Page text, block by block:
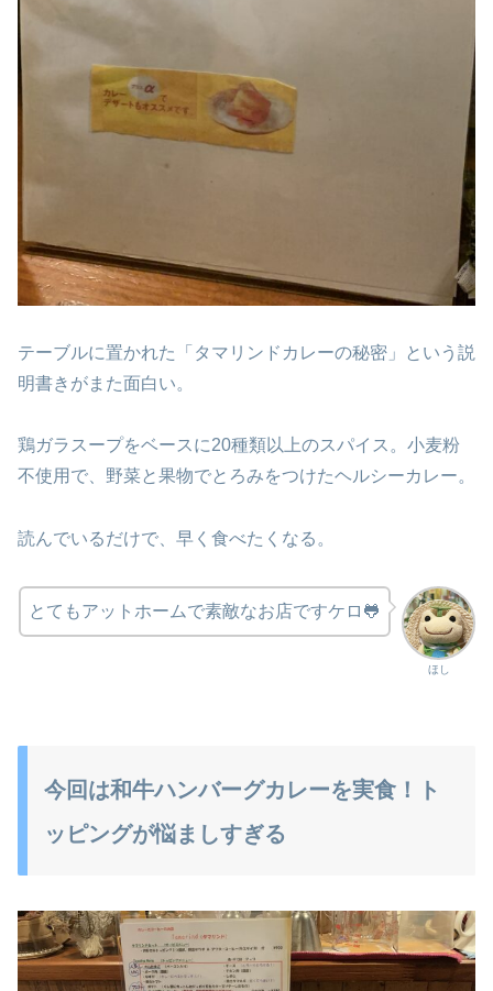
テーブルに置かれた「タマリンドカレーの秘密」という説
明書きがまた面白い。
鶏ガラスープをベースに20種類以上のスパイス。小麦粉
不使用で、野菜と果物でとろみをつけたヘルシーカレー。
読んでいるだけで、早く食べたくなる。
ほし
とてもアットホームで素敵なお店ですケロ🐸
今回は和牛ハンバーグカレーを実食！ト
ッピングが悩ましすぎる